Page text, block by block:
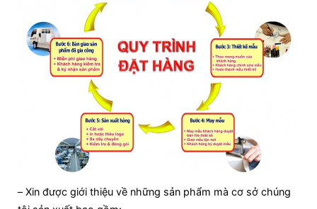
– Xin được giới thiệu về những sản phẩm mà cơ sở chúng